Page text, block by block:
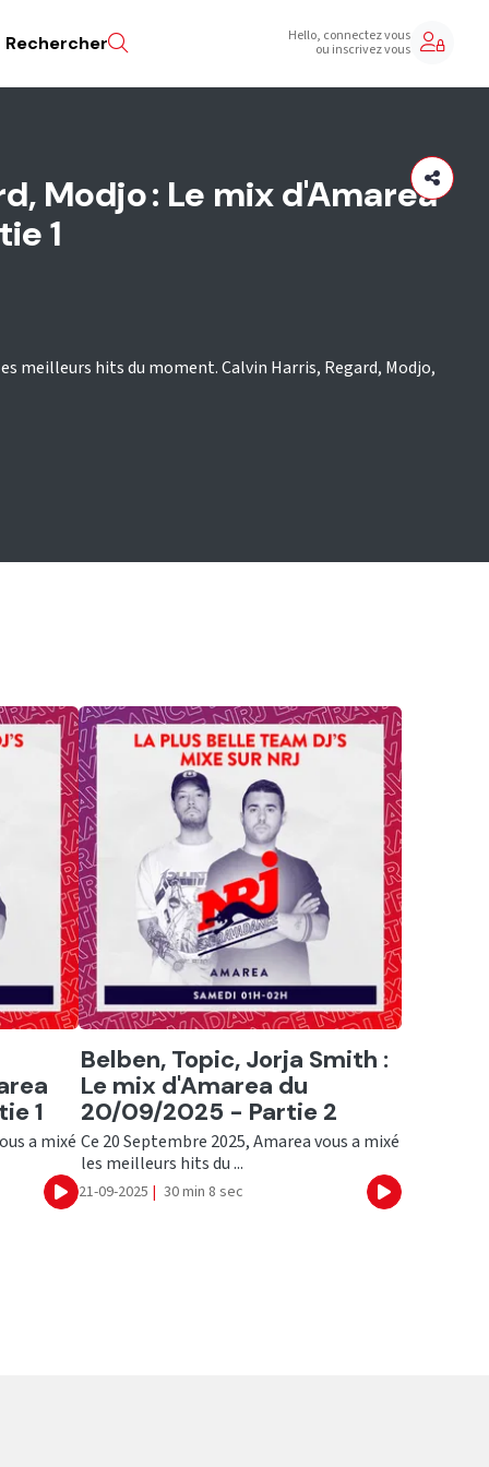
Rechercher Hello, connectez vous
ou inscrivez vous
Modjo : Le mix d'Amarea
1
meilleurs hits du moment. Calvin Harris, Regard, Modjo,
1
a mixé
Ecouter
Ecouter
Belben, Topic, Jorja Smith :
Le mix d'Amarea du
20/09/2025 - Partie 2
Ce 20 Septembre 2025, Amarea vous a mixé
les meilleurs hits du ...
21-09-2025 | 30 min 8 sec Ecouter